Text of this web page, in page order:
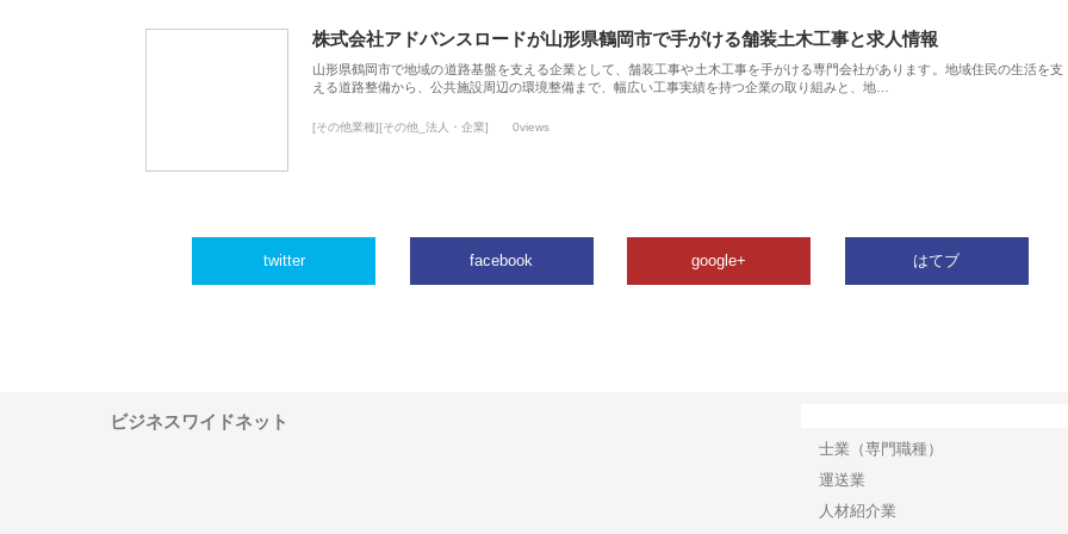
株式会社アドバンスロードが山形県鶴岡市で手がける舗装土木工事と求人情報
山形県鶴岡市で地域の道路基盤を支える企業として、舗装工事や土木工事を手がける専門会社があります。地域住民の生活を支
える道路整備から、公共施設周辺の環境整備まで、幅広い工事実績を持つ企業の取り組みと、地…
[その他業種][その他_法人・企業] 0views
twitter facebook google+ はてブ
ビジネスワイドネット
士業（専門職種）
運送業
人材紹介業